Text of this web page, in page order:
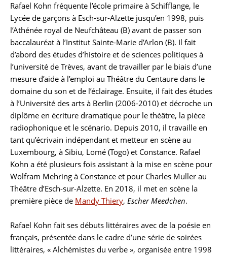
Biographie
Rafael Kohn fréquente l’école primaire à Schifflange, le
Lycée de garçons à Esch-sur-Alzette jusqu’en 1998, puis
l’Athénée royal de Neufchâteau (B) avant de passer son
baccalauréat à l’Institut Sainte-Marie d’Arlon (B). Il fait
d’abord des études d’histoire et de sciences politiques à
l’université de Trèves, avant de travailler par le biais d’une
mesure d’aide à l’emploi au Théâtre du Centaure dans le
domaine du son et de l’éclairage. Ensuite, il fait des études
à l’Université des arts à Berlin (2006-2010) et décroche un
diplôme en écriture dramatique pour le théâtre, la pièce
radiophonique et le scénario. Depuis 2010, il travaille en
tant qu’écrivain indépendant et metteur en scène au
Luxembourg, à Sibiu, Lomé (Togo) et Constance. Rafael
Kohn a été plusieurs fois assistant à la mise en scène pour
Wolfram Mehring à Constance et pour Charles Muller au
Théâtre d’Esch-sur-Alzette. En 2018, il met en scène la
première pièce de Mandy Thiery, Escher Meedchen.
Rafael Kohn fait ses débuts littéraires avec de la poésie en
français, présentée dans le cadre d’une série de soirées
littéraires, « Alchémistes du verbe », organisée entre 1998